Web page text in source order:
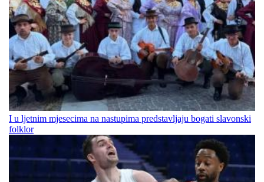
I u ljetnim mjesecima na nastupima predstavljaju bogati slavonski
folklor